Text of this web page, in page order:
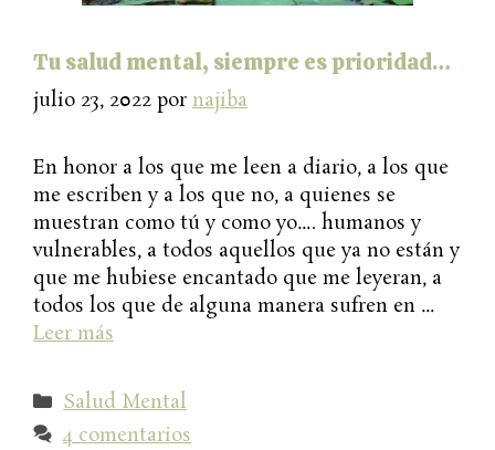
Tu salud mental, siempre es prioridad…
julio 23, 2022 por najiba
En honor a los que me leen a diario, a los que
me escriben y a los que no, a quienes se
muestran como tú y como yo…. humanos y
vulnerables, a todos aquellos que ya no están y
que me hubiese encantado que me leyeran, a
todos los que de alguna manera sufren en …
Leer más
Categorías
Salud Mental
4 comentarios